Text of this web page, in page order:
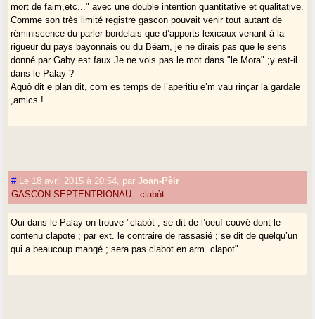
mort de faim,etc..." avec une double intention quantitative et qualitative.
Comme son très limité registre gascon pouvait venir tout autant de
réminiscence du parler bordelais que d’apports lexicaux venant à la
rigueur du pays bayonnais ou du Béarn, je ne dirais pas que le sens
donné par Gaby est faux.Je ne vois pas le mot dans "le Mora" ;y est-il
dans le Palay ?
Aquò dit e plan dit, com es temps de l’aperitiu e’m vau rinçar la gardale
,amics !
# Le 18 avril 2015 à 20:54 parJoan-Pèir
GASCON SEPTENTRIONAU - clabòt
Oui dans le Palay on trouve "clabòt ; se dit de l’oeuf couvé dont le
contenu clapote ; par ext. le contraire de rassasié ; se dit de quelqu’un
qui a beaucoup mangé ; sera pas clabot.en arm. clapot"